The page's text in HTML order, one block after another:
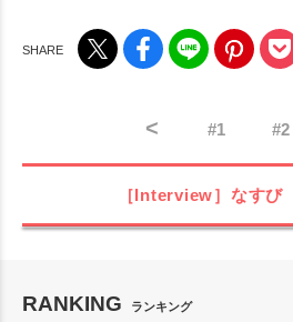
< #1 #2
［Interview］なすび
RANKING ランキング